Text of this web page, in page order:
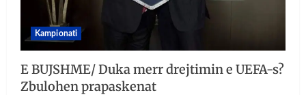
Kampionati
E BUJSHME/ Duka merr drejtimin e UEFA-s?
Zbulohen prapaskenat